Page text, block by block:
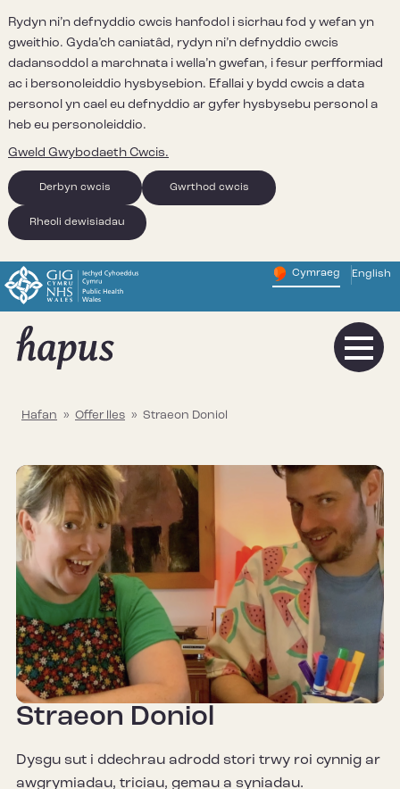
Rydyn ni’n defnyddio cwcis hanfodol i sicrhau fod y wefan yn
gweithio. Gyda’ch caniatâd, rydyn ni’n defnyddio cwcis
dadansoddol a marchnata i wella’n gwefan, i fesur perfformiad
ac i bersonoleiddio hysbysebion. Efallai y bydd cwcis a data
personol yn cael eu defnyddio ar gyfer hysbysebu personol a
heb eu personoleiddio.
Gweld Gwybodaeth Cwcis.
Derbyn cwcis Gwrthod cwcis
Rheoli dewisiadau
Change website
Cymraeg English
– Newid
Hafan » Offer lles » Straeon Doniol
Straeon Doniol
Dysgu sut i ddechrau adrodd stori trwy roi cynnig ar
awgrymiadau, triciau, gemau a syniadau.